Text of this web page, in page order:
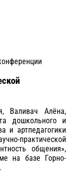
Валивач Алёна,
дошкольного и
и артпедагогики
практической
общения»,
на базе Горно-